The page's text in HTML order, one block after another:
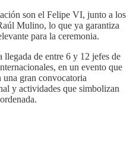
son el Felipe VI, junto a los
Mulino, lo que ya garantiza
para la ceremonia.
llegada de entre 6 y 12 jefes de
en un evento que
gran convocatoria
y actividades que simbolizan